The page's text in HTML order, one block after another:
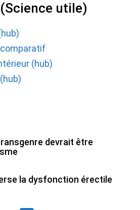
utile)
comparatif
(hub)
devrait être
la dysfonction érectile